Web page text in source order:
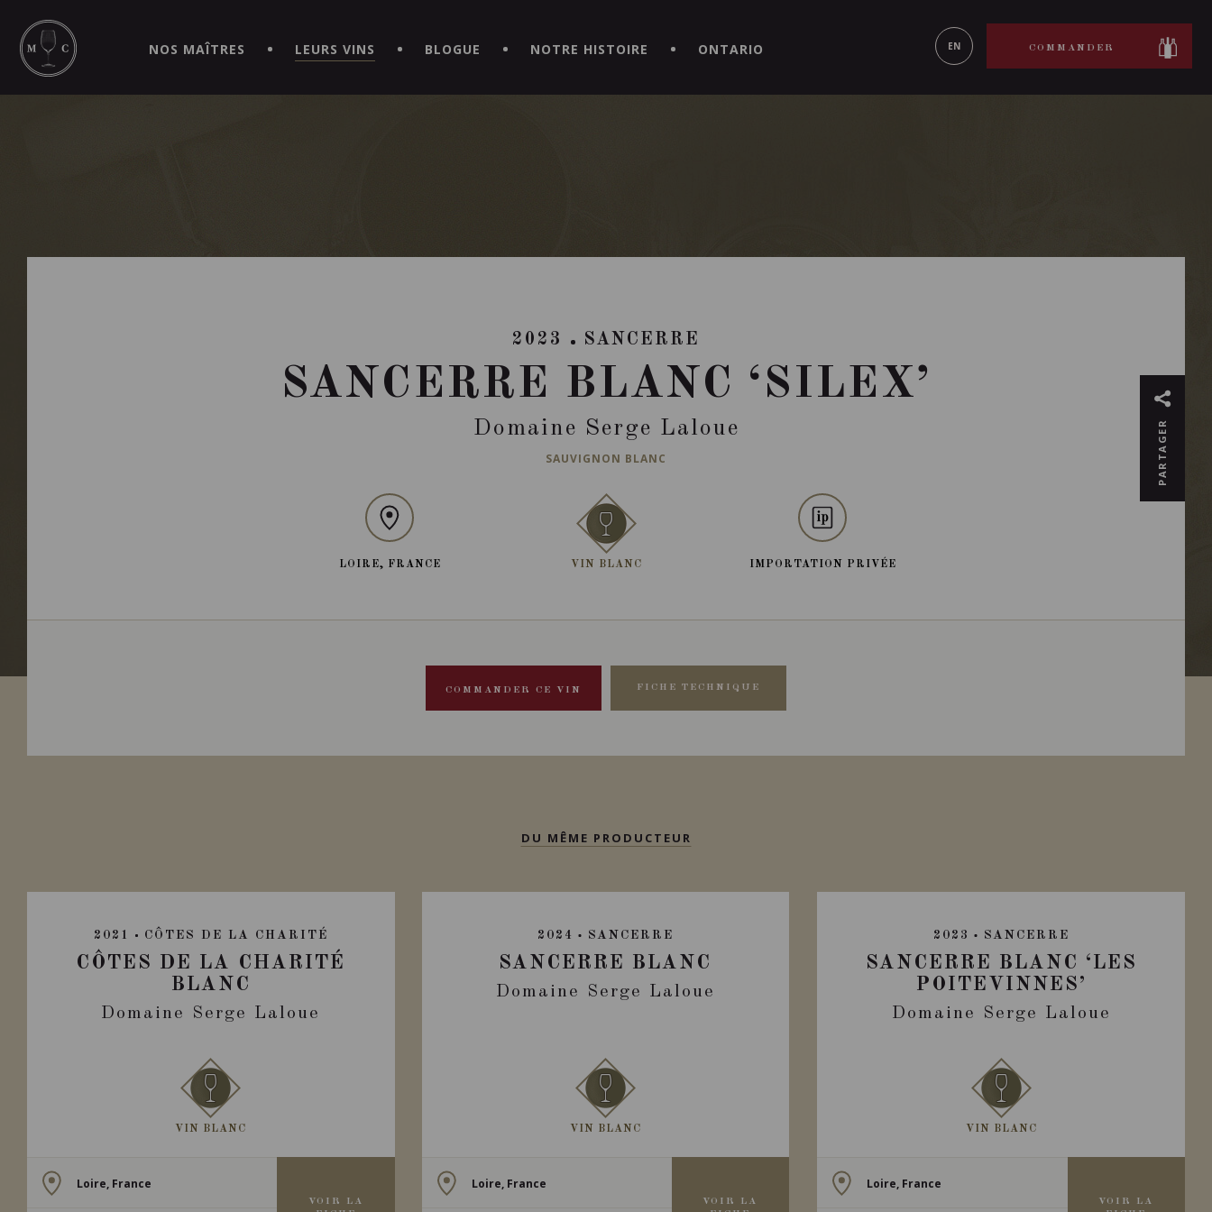
MAITRE | CAVISTE VIRTUEL!
NOS MAÎTRES LEURS VINS BLOGUE NOTRE HISTOIRE ONTARIO EN COMMANDER
PARTAGER
2023 SANCERRE
SANCERRE BLANC ‘SILEX’
Domaine Serge Laloue
SAUVIGNON BLANC
LOIRE, FRANCE VIN BLANC IMPORTATION PRIVÉE
COMMANDER CE VIN FICHE TECHNIQUE
DU MÊME PRODUCTEUR
2021 CÔTES DE LA CHARITÉ
CÔTES DE LA CHARITÉ
BLANC
Domaine Serge Laloue
VIN BLANC
Loire, France
VOIR LA
2024 SANCERRE
SANCERRE BLANC
Domaine Serge Laloue
VIN BLANC
Loire, France
VOIR LA
2023 SANCERRE
SANCERRE BLANC ‘LES
POITEVINNES’
Domaine Serge Laloue
VIN BLANC
Loire, France
VOIR LA